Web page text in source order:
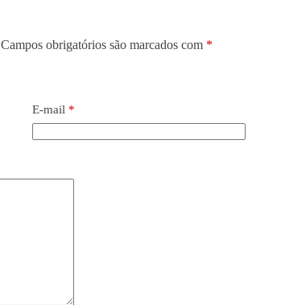
Campos obrigatórios são marcados com *
E-mail*